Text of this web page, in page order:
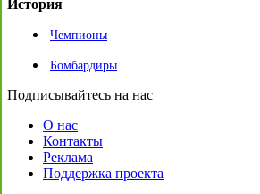
История
Чемпионы
Бомбардиры
Подписывайтесь на нас
О нас
Контакты
Реклама
Поддержка проекта